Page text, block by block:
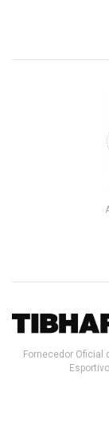
Fornecedor Oficial
Esportivo